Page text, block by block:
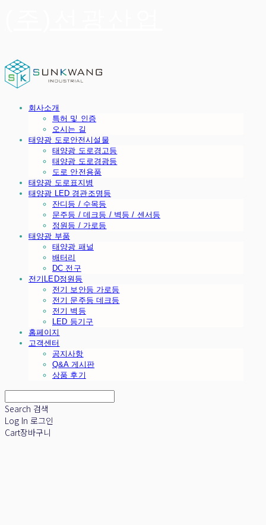
회사소개
특허 및 인증
오시는 길
태양광 도로안전시설물
태양광 도로경고등
태양광 도로경광등
도로 안전용품
태양광 도로표지병
태양광 LED 경관조명등
잔디등 / 수목등
문주등 / 데크등 / 벽등 / 센서등
정원등 / 가로등
태양광 부품
태양광 패널
배터리
DC 전구
전기LED정원등
전기 보안등 가로등
전기 문주등 데크등
전기 벽등
LED 등기구
홈페이지
고객센터
공지사항
Q&A 게시판
상품 후기
Search 검색
Log In 로그인
Cart장바구니